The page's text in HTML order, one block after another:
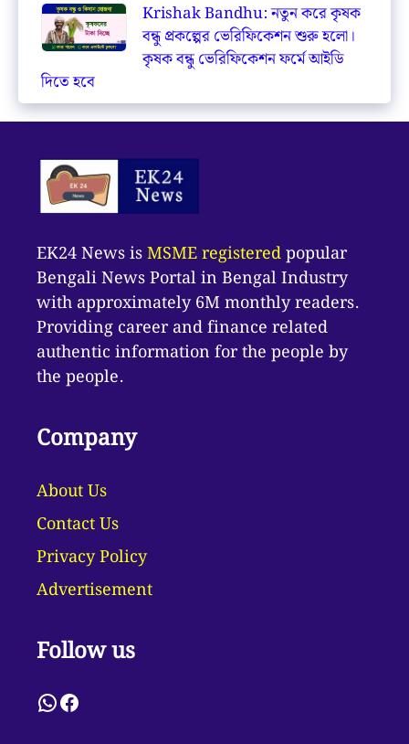
Krishak Bandhu: নতুন করে কৃষক
বন্ধু প্রকল্পের ভেরিফিকেশন শুরু হলো।
কৃষক বন্ধু ভেরিফিকেশন ফর্মে আইডি
দিতে হবে
EK24 News isMSME registeredpopular
Bengali News Portal in Bengal Industry
with approximately 6M monthly readers.
Providing career and finance related
authentic information for the people by
the people.
Company
About Us
Contact Us
Privacy Policy
Advertisement
Follow us
WhatsApp
Facebook